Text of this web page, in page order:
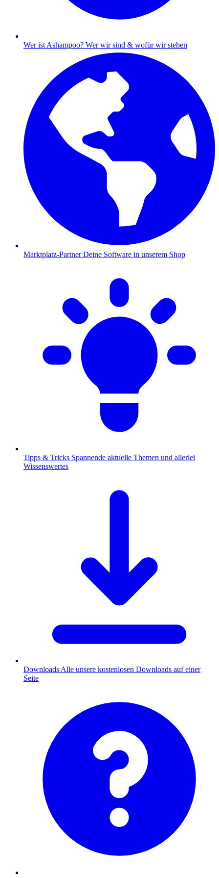
Wer ist Ashampoo? Wer wir sind & wofür wir stehen
Marktplatz-Partner Deine Software in unserem Shop
Tipps & Tricks Spannende aktuelle Themen und allerlei
Wissenswertes
Downloads Alle unsere kostenlosen Downloads auf einer
Seite